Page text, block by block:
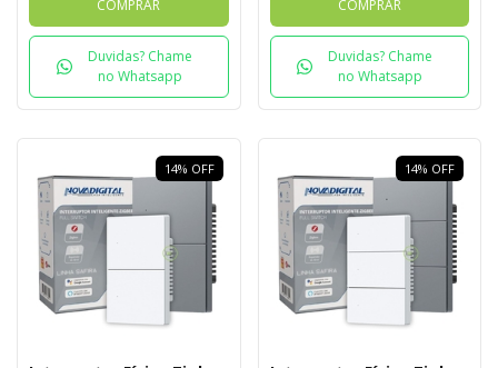
COMPRAR
Duvidas? Chame
no Whatsapp
COMPRAR
Duvidas? Chame
no Whatsapp
14% OFF 14% OFF